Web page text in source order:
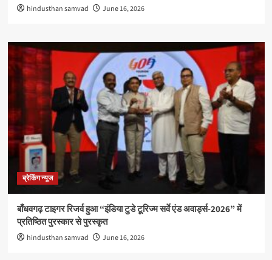
hindusthan samvad June 16, 2026
ब्रेकिंग न्यूज
बाँधवगढ़ टाइगर रिजर्व हुआ “इंडिया टुडे टूरिज्म सर्वे एंड अवार्ड्स-2026” में
प्रतिष्ठित पुरस्कार से पुरस्कृत
hindusthan samvad June 16, 2026